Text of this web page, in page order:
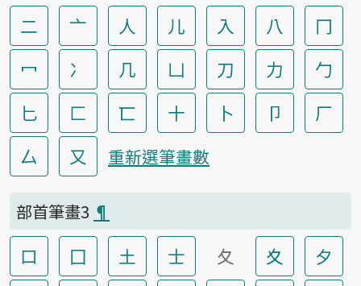
二 亠 人 儿 入 八
冂
冖
冫 几 凵 刀 力
勹
匕
匚 匸 十 卜 卩
厂
厶
又 重新選筆畫數
部首筆畫3 ¶
口 囗 土 士 夂 夊
夕